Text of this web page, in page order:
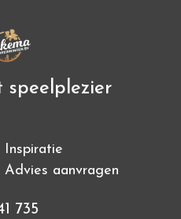
speelplezier
Inspiratie
Advies aanvragen
735